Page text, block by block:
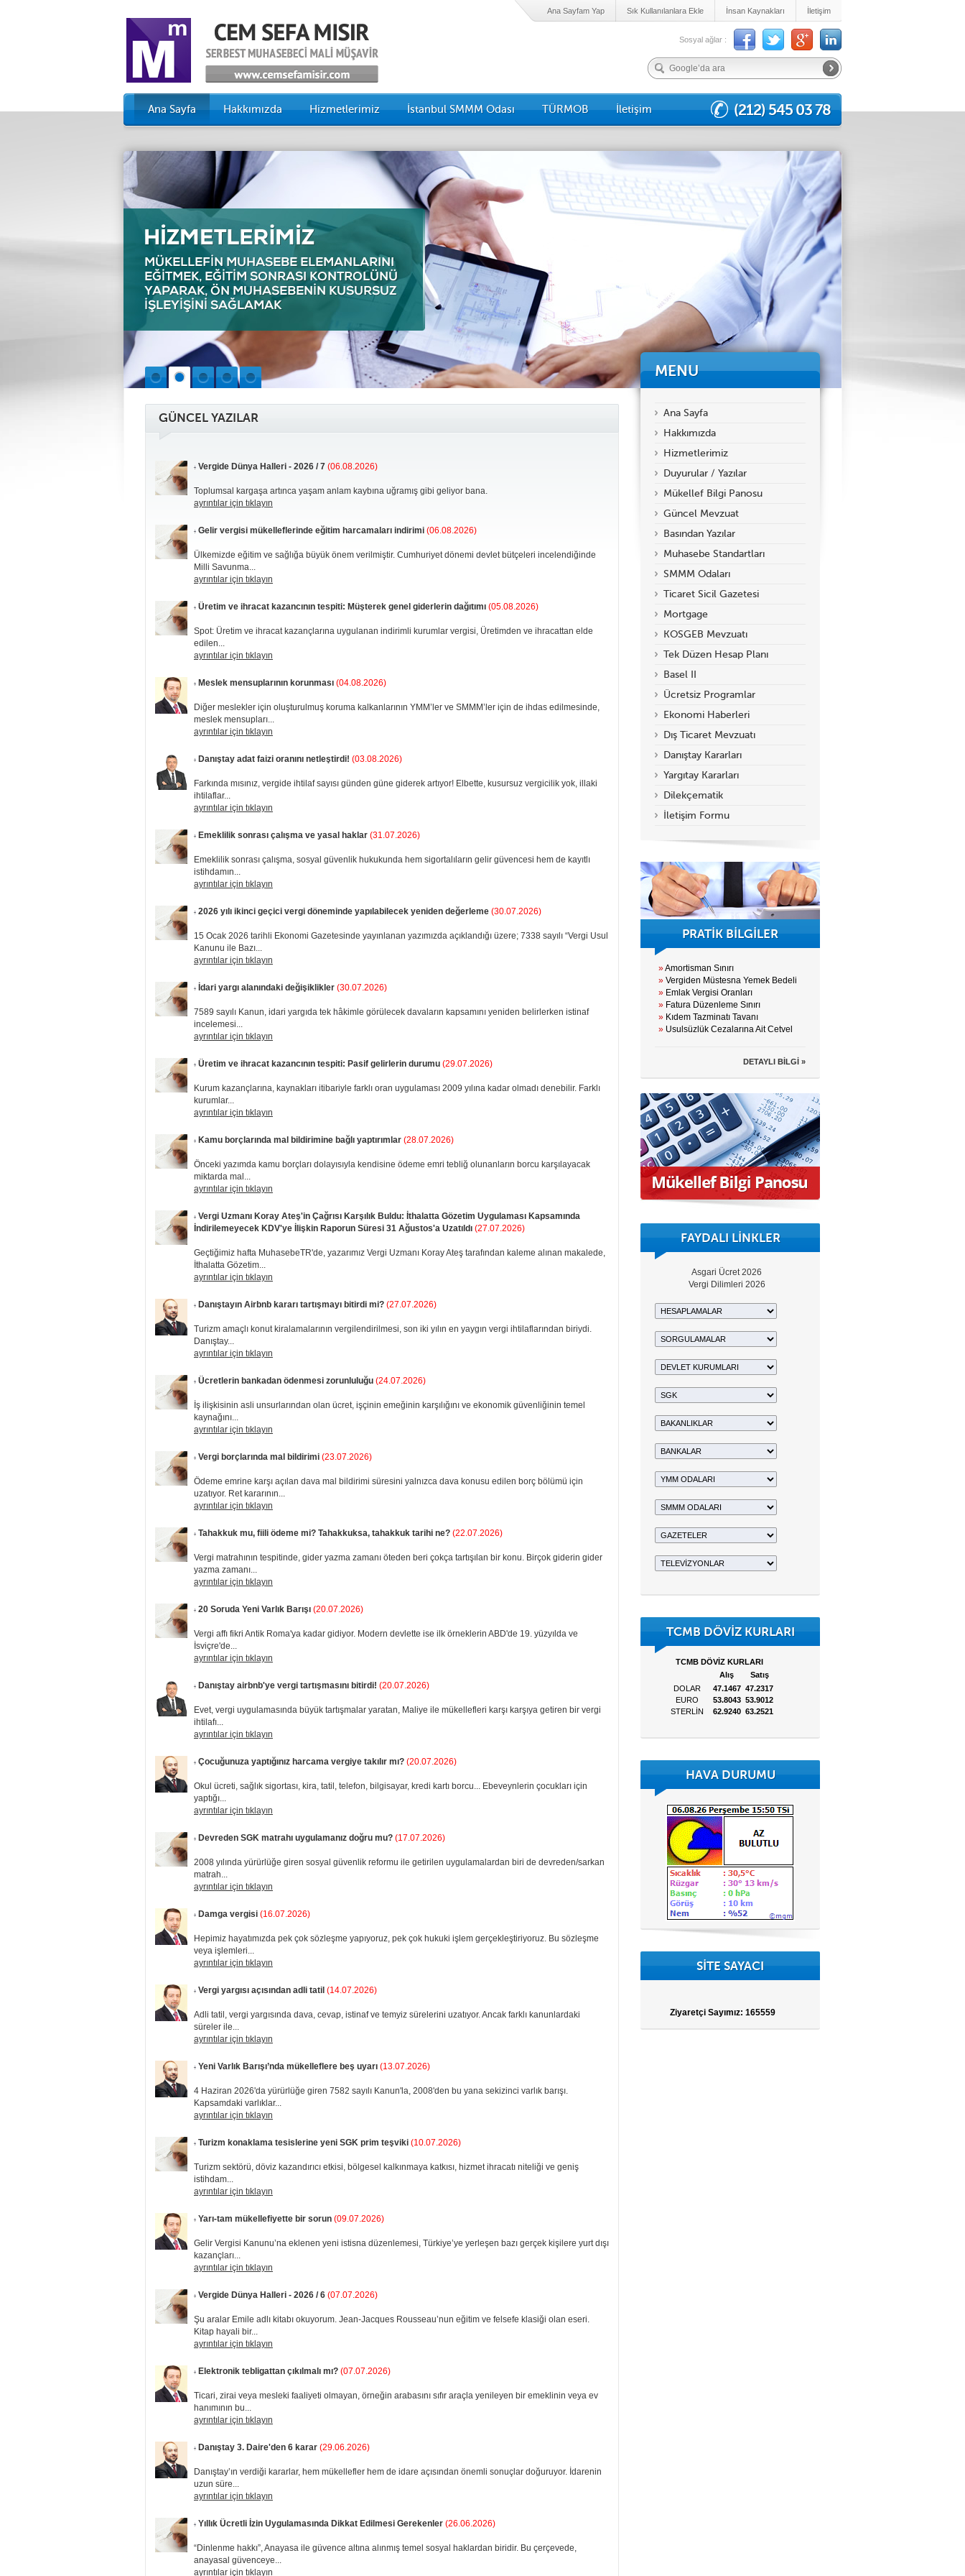
İletişim
İnsan Kaynakları
Sık Kullanılanlara Ekle
Ana Sayfam Yap
Sosyal ağlar :
Ana Sayfa Hakkımızda Hizmetlerimiz İstanbul SMMM Odası TÜRMOB İletişim (212) 545 03 78
GÜNCEL YAZILAR
Vergide Dünya Halleri - 2026 / 7 (06.08.2026)
Toplumsal kargaşa artınca yaşam anlam kaybına uğramış gibi geliyor bana.
ayrıntılar için tıklayın
Gelir vergisi mükelleflerinde eğitim harcamaları indirimi (06.08.2026)
Ülkemizde eğitim ve sağlığa büyük önem verilmiştir. Cumhuriyet dönemi devlet bütçeleri incelendiğinde
Milli Savunma...
ayrıntılar için tıklayın
Üretim ve ihracat kazancının tespiti: Müşterek genel giderlerin dağıtımı (05.08.2026)
Spot: Üretim ve ihracat kazançlarına uygulanan indirimli kurumlar vergisi, Üretimden ve ihracattan elde
edilen...
ayrıntılar için tıklayın
Meslek mensuplarının korunması (04.08.2026)
Diğer meslekler için oluşturulmuş koruma kalkanlarının YMM’ler ve SMMM’ler için de ihdas edilmesinde,
meslek mensupları...
ayrıntılar için tıklayın
Danıştay adat faizi oranını netleştirdi! (03.08.2026)
Farkında mısınız, vergide ihtilaf sayısı günden güne giderek artıyor! Elbette, kusursuz vergicilik yok, illaki
ihtilaflar...
ayrıntılar için tıklayın
Emeklilik sonrası çalışma ve yasal haklar (31.07.2026)
Emeklilik sonrası çalışma, sosyal güvenlik hukukunda hem sigortalıların gelir güvencesi hem de kayıtlı
istihdamın...
ayrıntılar için tıklayın
2026 yılı ikinci geçici vergi döneminde yapılabilecek yeniden değerleme (30.07.2026)
15 Ocak 2026 tarihli Ekonomi Gazetesinde yayınlanan yazımızda açıklandığı üzere; 7338 sayılı “Vergi Usul
Kanunu ile Bazı...
ayrıntılar için tıklayın
İdari yargı alanındaki değişiklikler (30.07.2026)
7589 sayılı Kanun, idari yargıda tek hâkimle görülecek davaların kapsamını yeniden belirlerken istinaf
incelemesi...
ayrıntılar için tıklayın
Üretim ve ihracat kazancının tespiti: Pasif gelirlerin durumu (29.07.2026)
Kurum kazançlarına, kaynakları itibariyle farklı oran uygulaması 2009 yılına kadar olmadı denebilir. Farklı
kurumlar...
ayrıntılar için tıklayın
Kamu borçlarında mal bildirimine bağlı yaptırımlar (28.07.2026)
Önceki yazımda kamu borçları dolayısıyla kendisine ödeme emri tebliğ olunanların borcu karşılayacak
miktarda mal...
ayrıntılar için tıklayın
Vergi Uzmanı Koray Ateş'in Çağrısı Karşılık Buldu: İthalatta Gözetim Uygulaması Kapsamında
İndirilemeyecek KDV'ye İlişkin Raporun Süresi 31 Ağustos'a Uzatıldı (27.07.2026)
Geçtiğimiz hafta MuhasebeTR'de, yazarımız Vergi Uzmanı Koray Ateş tarafından kaleme alınan makalede,
İthalatta Gözetim...
ayrıntılar için tıklayın
Danıştayın Airbnb kararı tartışmayı bitirdi mi? (27.07.2026)
Turizm amaçlı konut kiralamalarının ver­gilendirilmesi, son iki yı­lın en yaygın vergi ihtilaf­larından biriydi.
Danıştay...
ayrıntılar için tıklayın
Ücretlerin bankadan ödenmesi zorunluluğu (24.07.2026)
İş ilişkisinin asli unsurlarından olan ücret, işçinin emeğinin karşılığını ve ekonomik güvenliğinin temel
kaynağını...
ayrıntılar için tıklayın
Vergi borçlarında mal bildirimi (23.07.2026)
Ödeme emrine karşı açılan dava mal bildirimi süresini yalnızca dava konusu edilen borç bölümü için
uzatıyor. Ret kararının...
ayrıntılar için tıklayın
Tahakkuk mu, fiili ödeme mi? Tahakkuksa, tahakkuk tarihi ne? (22.07.2026)
Vergi matrahının tespitinde, gider yazma zamanı öteden beri çokça tartışılan bir konu. Birçok giderin gider
yazma zamanı...
ayrıntılar için tıklayın
20 Soruda Yeni Varlık Barışı (20.07.2026)
Vergi affı fikri Antik Roma'ya kadar gidiyor. Modern devlette ise ilk örneklerin ABD'de 19. yüzyılda ve
İsviçre'de...
ayrıntılar için tıklayın
Danıştay airbnb'ye vergi tartışmasını bitirdi! (20.07.2026)
Evet, vergi uygulamasında büyük tartışmalar yaratan, Maliye ile mükellefleri karşı karşıya getiren bir vergi
ihtilafı...
ayrıntılar için tıklayın
Çocuğunuza yaptığınız harcama vergiye takılır mı? (20.07.2026)
Okul ücreti, sağlık sigortası, kira, tatil, telefon, bilgisayar, kredi kar­tı borcu... Ebeveynlerin çocukları için
yaptığı...
ayrıntılar için tıklayın
Devreden SGK matrahı uygulamanız doğru mu? (17.07.2026)
2008 yılında yürürlüğe giren sosyal güvenlik reformu ile getirilen uygulamalardan biri de devreden/sarkan
matrah...
ayrıntılar için tıklayın
Damga vergisi (16.07.2026)
Hepimiz hayatımızda pek çok sözleşme yapıyoruz, pek çok hukuki işlem gerçekleştiriyoruz. Bu sözleşme
veya işlemleri...
ayrıntılar için tıklayın
Vergi yargısı açısından adli tatil (14.07.2026)
Adli tatil, vergi yargısında dava, cevap, istinaf ve temyiz sürelerini uzatıyor. Ancak farklı kanunlardaki
süreler ile...
ayrıntılar için tıklayın
Yeni Varlık Barışı’nda mükelleflere beş uyarı (13.07.2026)
4 Haziran 2026'da yürürlüğe giren 7582 sayılı Kanun'la, 2008'den bu yana sekizinci var­lık barışı.
Kapsamdaki varlıklar...
ayrıntılar için tıklayın
Turizm konaklama tesislerine yeni SGK prim teşviki (10.07.2026)
Turizm sektörü, döviz kazandırıcı etkisi, bölgesel kalkınmaya katkısı, hizmet ihracatı niteliği ve geniş
istihdam...
ayrıntılar için tıklayın
Yarı-tam mükellefiyette bir sorun (09.07.2026)
Gelir Vergisi Kanunu’na eklenen yeni istisna düzenlemesi, Türkiye’ye yerleşen bazı gerçek kişilere yurt dışı
kazançları...
ayrıntılar için tıklayın
Vergide Dünya Halleri - 2026 / 6 (07.07.2026)
Şu aralar Emile adlı kitabı okuyorum. Jean-Jacques Rousseau’nun eğitim ve felsefe klasiği olan eseri.
Kitap hayali bir...
ayrıntılar için tıklayın
Elektronik tebligattan çıkılmalı mı? (07.07.2026)
Ticari, zirai veya mesleki faaliyeti olmayan, örneğin arabasını sıfır araçla yenileyen bir emeklinin veya ev
hanımının bu...
ayrıntılar için tıklayın
Danıştay 3. Daire'den 6 karar (29.06.2026)
Danıştay’ın verdiği kararlar, hem mükellefler hem de ida­re açısından önemli sonuçlar do­ğuruyor. İdarenin
uzun süre...
ayrıntılar için tıklayın
Yıllık Ücretli İzin Uygulamasında Dikkat Edilmesi Gerekenler (26.06.2026)
“Dinlenme hakkı”, Anayasa ile güvence altına alınmış temel sosyal haklardan biridir. Bu çerçevede,
anayasal güvenceye...
ayrıntılar için tıklayın
MENU
Ana Sayfa
Hakkımızda
Hizmetlerimiz
Duyurular / Yazılar
Mükellef Bilgi Panosu
Güncel Mevzuat
Basından Yazılar
Muhasebe Standartları
SMMM Odaları
Ticaret Sicil Gazetesi
Mortgage
KOSGEB Mevzuatı
Tek Düzen Hesap Planı
Basel II
Ücretsiz Programlar
Ekonomi Haberleri
Dış Ticaret Mevzuatı
Danıştay Kararları
Yargıtay Kararları
Dilekçematik
İletişim Formu
PRATİK BİLGİLER
»Amortisman Sınırı
» Vergiden Müstesna Yemek Bedeli
» Emlak Vergisi Oranları
» Fatura Düzenleme Sınırı
» Kıdem Tazminatı Tavanı
» Usulsüzlük Cezalarına Ait Cetvel
DETAYLI BİLGİ »
FAYDALI LİNKLER
Asgari Ücret 2026
Vergi Dilimleri 2026
TCMB DÖVİZ KURLARI
HAVA DURUMU
SİTE SAYACI
Ziyaretçi Sayımız: 165559